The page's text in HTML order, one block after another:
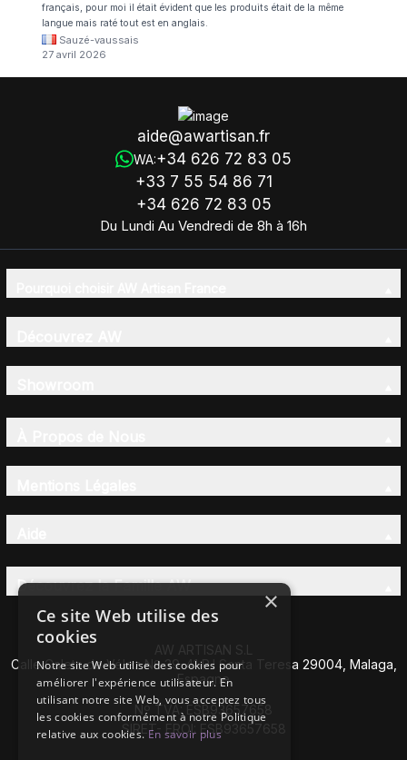
français, pour moi il était évident que les produits était de la même
langue mais raté tout est en anglais.
Sauzé-vaussais
27 avril 2026
aide@awartisan.fr
WA:+34 626 72 83 05
+33 7 55 54 86 71
+34 626 72 83 05
Du Lundi Au Vendredi de 8h à 16h
Découvrez la Famille AW
AW ARTISAN S.L
Calle Caleta de Vélez Nº 39-41 P.I Santa Teresa 29004, Malaga,
Espagne
Nº TVA: ESB93657658
SIRET- EROI: ESB93657658
×
Ce site Web utilise des
cookies
Notre site Web utilise des cookies pour
améliorer l'expérience utilisateur. En
utilisant notre site Web, vous acceptez tous
les cookies conformément à notre Politique
relative aux cookies.En savoir plus